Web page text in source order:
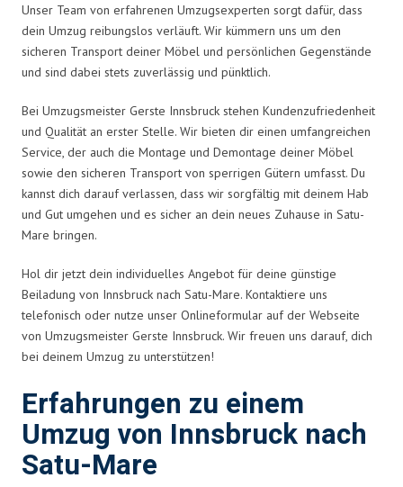
Unser Team von erfahrenen Umzugsexperten sorgt dafür, dass
dein Umzug reibungslos verläuft. Wir kümmern uns um den
sicheren Transport deiner Möbel und persönlichen Gegenstände
und sind dabei stets zuverlässig und pünktlich.
Bei Umzugsmeister Gerste Innsbruck stehen Kundenzufriedenheit
und Qualität an erster Stelle. Wir bieten dir einen umfangreichen
Service, der auch die Montage und Demontage deiner Möbel
sowie den sicheren Transport von sperrigen Gütern umfasst. Du
kannst dich darauf verlassen, dass wir sorgfältig mit deinem Hab
und Gut umgehen und es sicher an dein neues Zuhause in Satu-
Mare bringen.
Hol dir jetzt dein individuelles Angebot für deine günstige
Beiladung von Innsbruck nach Satu-Mare. Kontaktiere uns
telefonisch oder nutze unser Onlineformular auf der Webseite
von Umzugsmeister Gerste Innsbruck. Wir freuen uns darauf, dich
bei deinem Umzug zu unterstützen!
Erfahrungen zu einem
Umzug von Innsbruck nach
Satu-Mare